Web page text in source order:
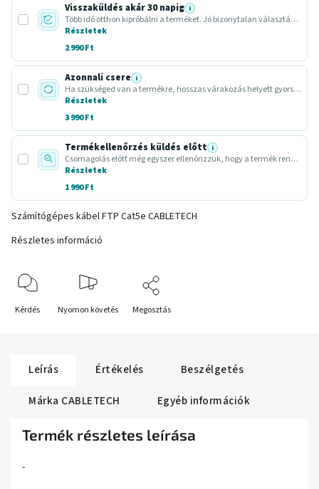
Visszaküldés akár 30 napig i
Több idő otthon kipróbálni a terméket. Jó bizonytalan választásnál vagy ajándéknál.
Részletek
2 990 Ft
Azonnali csere i
Ha szükséged van a termékre, hosszas várakozás helyett gyors cserét intézünk.
Részletek
3 990 Ft
Termékellenőrzés küldés előtt i
Csomagolás előtt még egyszer ellenőrizzük, hogy a termék rendben induljon el.
Részletek
1 990 Ft
Számítógépes kábel FTP Cat5e CABLETECH
Részletes információ
Kérdés Nyomon követés Megosztás
Leírás Értékelés
Beszélgetés
Márka CABLETECH Egyéb információk
Termék részletes leírása
-